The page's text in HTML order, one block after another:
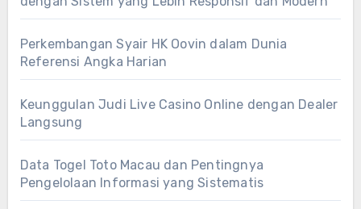
Perkembangan Syair HK Oovin dalam Dunia
Referensi Angka Harian
Keunggulan Judi Live Casino Online dengan Dealer
Langsung
Data Togel Toto Macau dan Pentingnya
Pengelolaan Informasi yang Sistematis